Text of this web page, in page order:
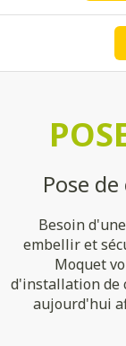
Pose
Besoin
embellir et
Moquet
d'installation de
aujourd'hui